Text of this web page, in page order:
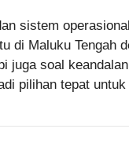
sistem
di Maluku Tengah
juga soal
pilihan tepat